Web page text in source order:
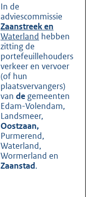
In de
adviescommissie
Zaanstreek en
Waterland hebben
zitting de
portefeuillehouders
verkeer en vervoer
(of hun
plaatsvervangers)
van de gemeenten
Edam-Volendam,
Landsmeer,
Oostzaan,
Purmerend,
Waterland,
Wormerland en
Zaanstad.